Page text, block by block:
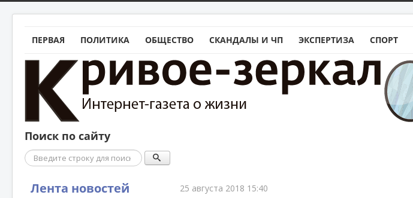
ПЕРВАЯ ПОЛИТИКА ОБЩЕСТВО СКАНДАЛЫ И ЧП ЭКСПЕРТИЗА СПОРТ
Поиск по сайту
Поиск
Лента новостей 25 августа 2018 15:40